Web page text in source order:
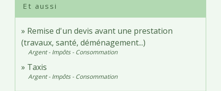
Et aussi
Remise d'un devis avant une prestation
(travaux, santé, déménagement...)
Argent - Impôts - Consommation
Taxis
Argent - Impôts - Consommation